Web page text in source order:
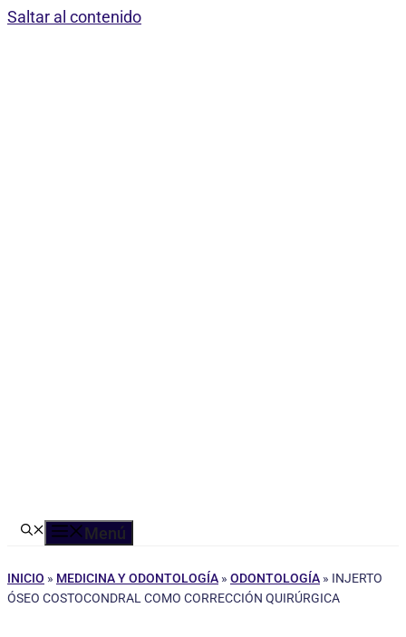
Saltar al contenido
Menú
INICIO » MEDICINA Y ODONTOLOGÍA » ODONTOLOGÍA » INJERTO
ÓSEO COSTOCONDRAL COMO CORRECCIÓN QUIRÚRGICA